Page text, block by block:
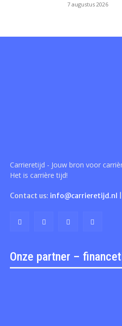
7 augustus 2026
Carrieretijd - Jouw bron voor
Het is carrière tijd!
Contact us: info@carrieretijd.nl
Onze partner –